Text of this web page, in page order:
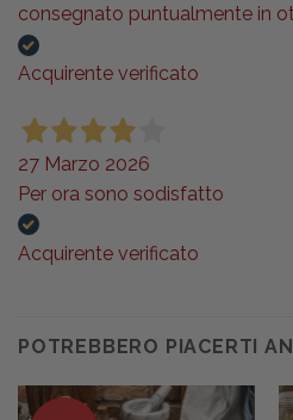
consegnato puntualmente in
Acquirente verificato
27 Marzo 2026
Per ora sono sodisfatto
Acquirente verificato
POTREBBERO PIACERTI